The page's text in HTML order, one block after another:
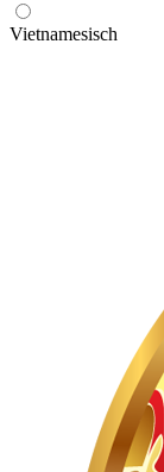
Vietnamesisch